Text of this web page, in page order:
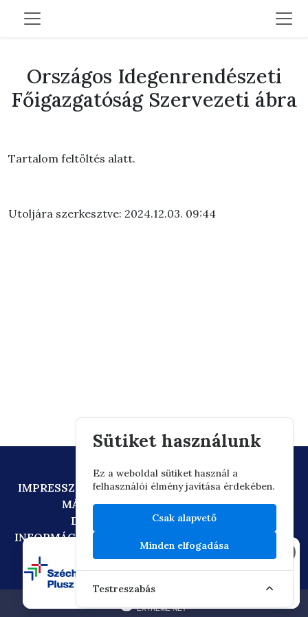
Országos Idegenrendészeti
Főigazgatóság Szervezeti ábra
Tartalom feltöltés alatt.
Utoljára szerkesztve: 2024.12.03. 09:44
IMPRESSZUMADATVÉDELEMTECHNIKAI AJÁNLÁS
MÁSOLATKÉSZÍTÉSI SZABÁLYZAT
DIGITÁLIS ÁLLAMPOLGÁRSÁG
INFORMÁCIÓÁTADÁSI SZABÁLYZAT
OIF/FACEBOOK
Sütiket használunk
Ez a weboldal sütiket használ a
felhasználói élmény javítása érdekében.
Csak alapvető
Minden elfogadása
Testreszabás